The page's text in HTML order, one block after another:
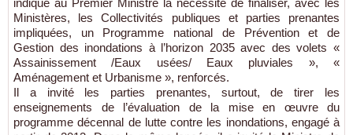
Ministères, les Collectivités publiques et parties prenantes
impliquées, un Programme national de Prévention et de
Gestion des inondations à l’horizon 2035 avec des volets «
Assainissement /Eaux usées/ Eaux pluviales », «
Aménagement et Urbanisme », renforcés.
Il a invité les parties prenantes, surtout, de tirer les
enseignements de l’évaluation de la mise en œuvre du
programme décennal de lutte contre les inondations, engagé à